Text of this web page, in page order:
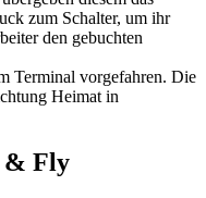
zum Schalter, um ihr
den gebuchten
Terminal vorgefahren. Die
Heimat in
& Fly